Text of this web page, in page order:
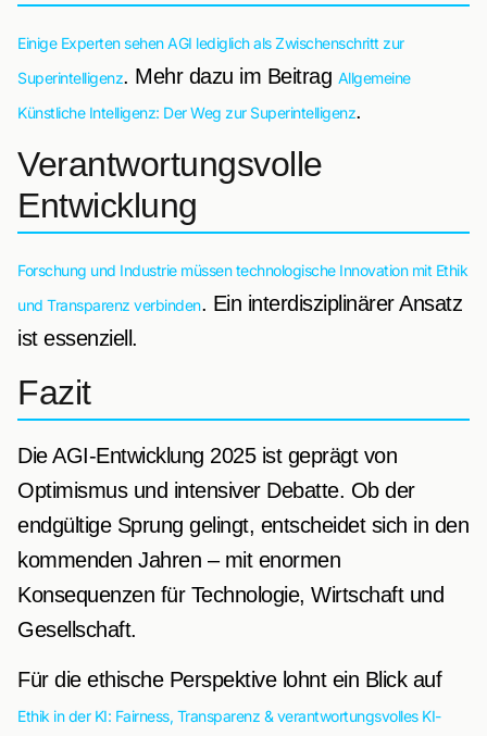
Einige Experten sehen AGI lediglich als Zwischenschritt zur
Superintelligenz. Mehr dazu im Beitrag Allgemeine
Künstliche Intelligenz: Der Weg zur Superintelligenz.
Verantwortungsvolle
Entwicklung
Forschung und Industrie müssen technologische Innovation mit Ethik
und Transparenz verbinden. Ein interdisziplinärer Ansatz
ist essenziell.
Fazit
Die AGI-Entwicklung 2025 ist geprägt von
Optimismus und intensiver Debatte. Ob der
endgültige Sprung gelingt, entscheidet sich in den
kommenden Jahren – mit enormen
Konsequenzen für Technologie, Wirtschaft und
Gesellschaft.
Für die ethische Perspektive lohnt ein Blick auf
Ethik in der KI: Fairness, Transparenz & verantwortungsvolles KI-